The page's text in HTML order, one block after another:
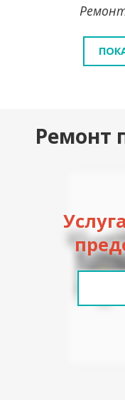
Ремонт